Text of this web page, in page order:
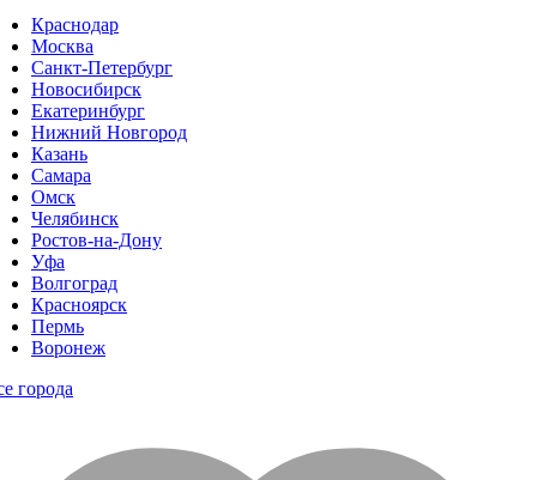
Краснодар
Москва
Санкт-Петербург
Новосибирск
Екатеринбург
Нижний Новгород
Казань
Самара
Омск
Челябинск
Ростов-на-Дону
Уфа
Волгоград
Красноярск
Пермь
Воронеж
города